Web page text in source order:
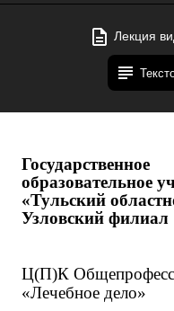
Лекция
образовательное
«Тульский
Узловский филиал
Ц(П)К
«Лечебное дело»